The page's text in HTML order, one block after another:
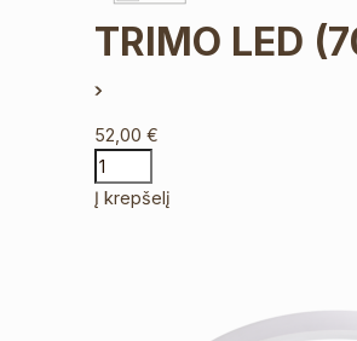
TRIMO LED
52,00 €
Į krepšelį